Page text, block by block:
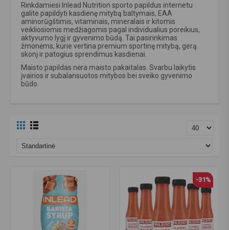
Rinkdamiesi Inlead Nutrition sporto papildus internetu
galite papildyti kasdienę mitybą baltymais, EAA
aminorūgštimis, vitaminais, mineralais ir kitomis
veikliosiomis medžiagomis pagal individualius poreikius,
aktyvumo lygį ir gyvenimo būdą. Tai pasirinkimas
žmonėms, kurie vertina premium sportinę mitybą, gerą
skonį ir patogius sprendimus kasdienai.
Maisto papildas nėra maisto pakaitalas. Svarbu laikytis
įvairios ir subalansuotos mitybos bei sveiko gyvenimo
būdo.
-31%